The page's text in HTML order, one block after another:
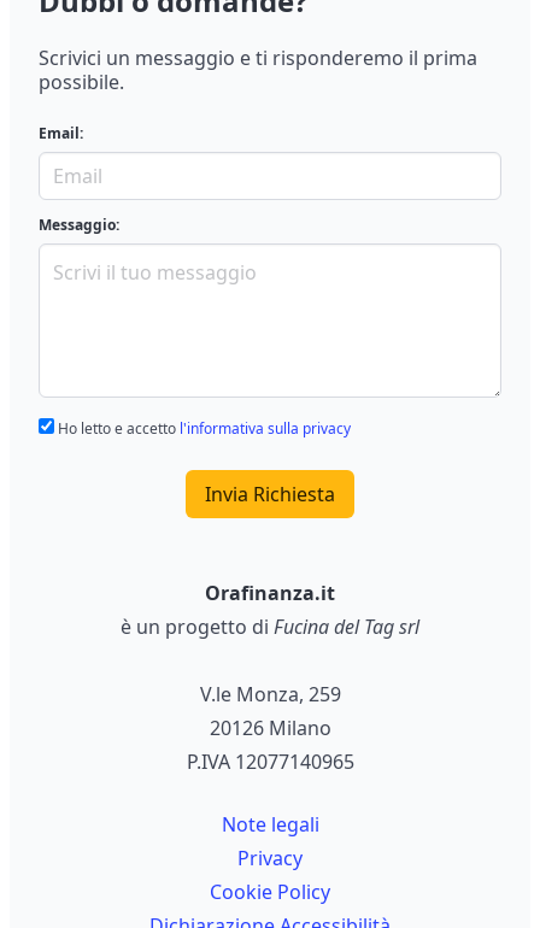
Scrivici un messaggio e ti risponderemo il prima
possibile.
Email:
Messaggio:
Ho letto e accetto l'informativa sulla privacy
Invia Richiesta
Orafinanza.it
è un progetto di Fucina del Tag srl
V.le Monza, 259
20126 Milano
P.IVA 12077140965
Note legali
Privacy
Cookie Policy